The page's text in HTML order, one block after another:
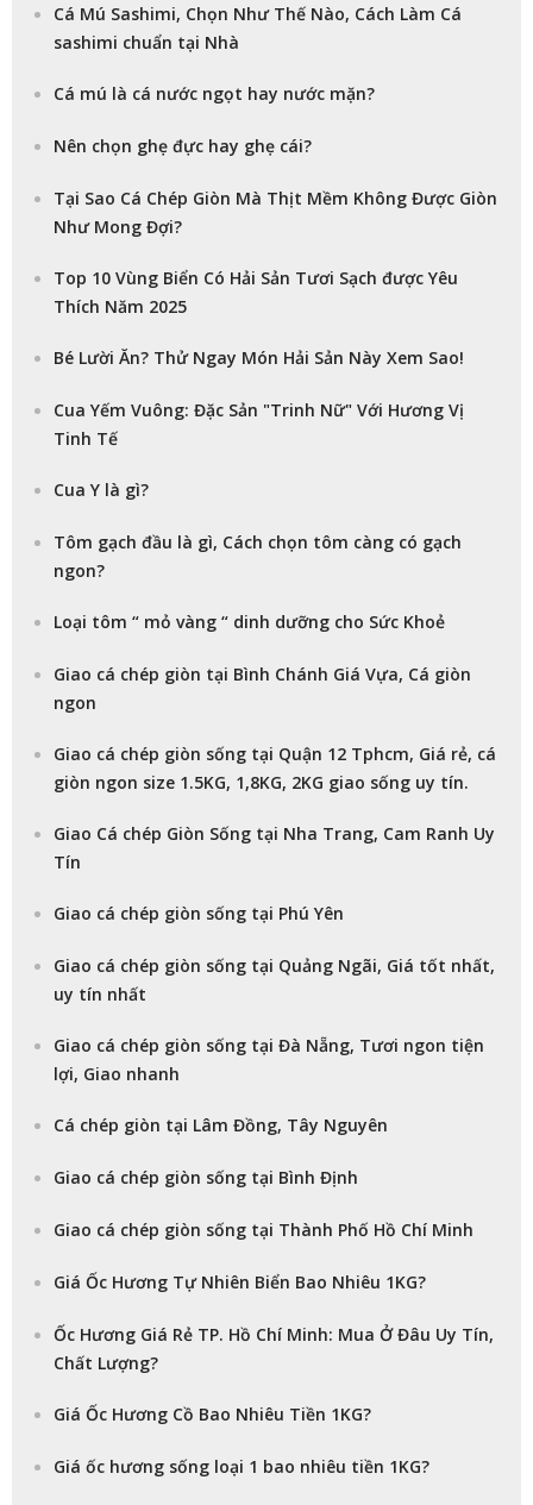
Cá Mú Sashimi, Chọn Như Thế Nào, Cách Làm Cá
sashimi chuẩn tại Nhà
Cá mú là cá nước ngọt hay nước mặn?
Nên chọn ghẹ đực hay ghẹ cái?
Tại Sao Cá Chép Giòn Mà Thịt Mềm Không Được Giòn
Như Mong Đợi?
Top 10 Vùng Biển Có Hải Sản Tươi Sạch được Yêu
Thích Năm 2025
Bé Lười Ăn? Thử Ngay Món Hải Sản Này Xem Sao!
Cua Yếm Vuông: Đặc Sản "Trinh Nữ" Với Hương Vị
Tinh Tế
Cua Y là gì?
Tôm gạch đầu là gì, Cách chọn tôm càng có gạch
ngon?
Loại tôm “ mỏ vàng “ dinh dưỡng cho Sức Khoẻ
Giao cá chép giòn tại Bình Chánh Giá Vựa, Cá giòn
ngon
Giao cá chép giòn sống tại Quận 12 Tphcm, Giá rẻ, cá
giòn ngon size 1.5KG, 1,8KG, 2KG giao sống uy tín.
Giao Cá chép Giòn Sống tại Nha Trang, Cam Ranh Uy
Tín
Giao cá chép giòn sống tại Phú Yên
Giao cá chép giòn sống tại Quảng Ngãi, Giá tốt nhất,
uy tín nhất
Giao cá chép giòn sống tại Đà Nẵng, Tươi ngon tiện
lợi, Giao nhanh
Cá chép giòn tại Lâm Đồng, Tây Nguyên
Giao cá chép giòn sống tại Bình Định
Giao cá chép giòn sống tại Thành Phố Hồ Chí Minh
Giá Ốc Hương Tự Nhiên Biển Bao Nhiêu 1KG?
Ốc Hương Giá Rẻ TP. Hồ Chí Minh: Mua Ở Đâu Uy Tín,
Chất Lượng?
Giá Ốc Hương Cồ Bao Nhiêu Tiền 1KG?
Giá ốc hương sống loại 1 bao nhiêu tiền 1KG?